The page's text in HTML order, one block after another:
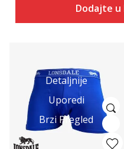
Dodajte u
Detaljnije
Uporedi
Brzi Pregled